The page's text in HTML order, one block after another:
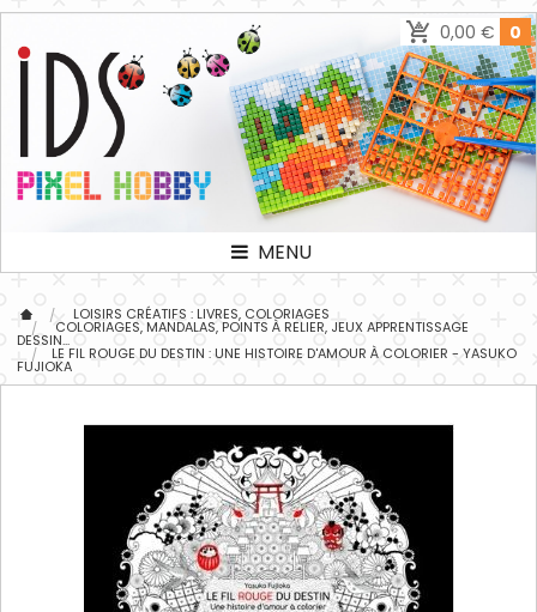
0,00 € 0
MENU
LOISIRS CRÉATIFS : LIVRES, COLORIAGES
COLORIAGES, MANDALAS, POINTS À RELIER, JEUX APPRENTISSAGE
DESSIN...
LE FIL ROUGE DU DESTIN : UNE HISTOIRE D'AMOUR À COLORIER - YASUKO
FUJIOKA